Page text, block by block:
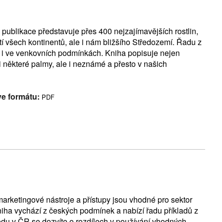
představuje přes 400 nejzajímavějších rostlin,
kontinentů, ale i nám bližšího Středozemí. Řadu z
ve venkovních podmínkách. Kniha popisuje nejen
palmy, ale i neznámé a přesto v našich
formátu: PDF
nástroje a přístupy jsou vhodné pro sektor
vychází z českých podmínek a nabízí řadu příkladů z